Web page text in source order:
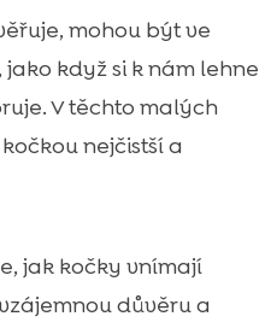
kdy ano a
denní rutinu,
kočka: jak si
mohou být ve
když si k nám lehne
V těchto malých
nejčistší a
jak kočky vnímají
důvěru a